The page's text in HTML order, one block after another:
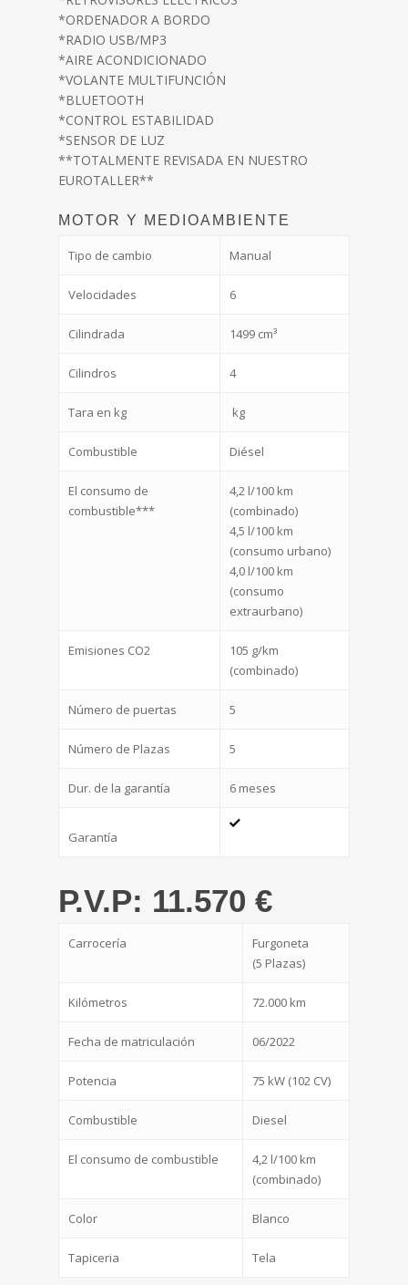
*ORDENADOR A BORDO
*RADIO USB/MP3
*AIRE ACONDICIONADO
*VOLANTE MULTIFUNCIÓN
*BLUETOOTH
*CONTROL ESTABILIDAD
*SENSOR DE LUZ
**TOTALMENTE REVISADA EN NUESTRO
EUROTALLER**
MOTOR Y MEDIOAMBIENTE
Tipo de cambio Manual
Velocidades 6
Cilindrada 1499 cm³
Cilindros 4
Tara en kg kg
Combustible Diésel
El consumo de
combustible***
4,2 l/100 km
(combinado)
4,5 l/100 km
(consumo urbano)
4,0 l/100 km
(consumo
extraurbano)
Emisiones CO2
105 g/km
(combinado)
Número de puertas 5
Número de Plazas 5
Dur. de la garantía 6 meses
Garantía
P.V.P: 11.570 €
Carrocería
Furgoneta
(5 Plazas)
Kilómetros 72.000 km
Fecha de matriculación 06/2022
Potencia 75 kW (102 CV)
Combustible Diesel
El consumo de combustible
4,2 l/100 km
(combinado)
Color Blanco
Tapiceria Tela